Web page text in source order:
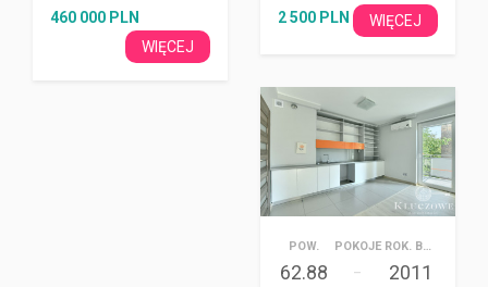
460 000 PLN
WIĘCEJ
2 500 PLN WIĘCEJ
POW.
62.88
POKOJE
–
ROK. BUD.
2011